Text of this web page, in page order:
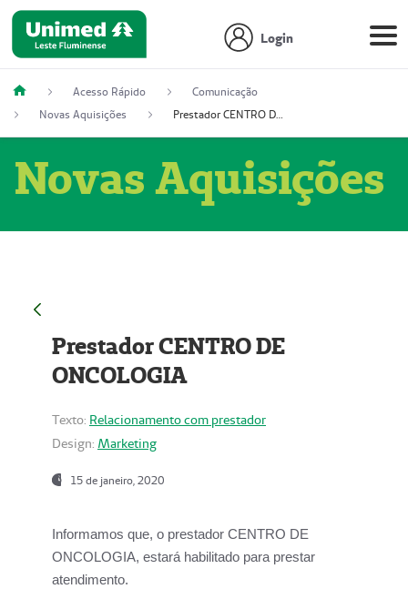
Login
Acesso Rápido
Comunicação
Novas Aquisições
Prestador CENTRO DE ONCOLOGIA
Novas Aquisições
Prestador CENTRO DE
ONCOLOGIA
Texto: Relacionamento com prestador
Design: Marketing
15 de janeiro, 2020
Informamos que, o prestador CENTRO DE
ONCOLOGIA, estará habilitado para prestar
atendimento.